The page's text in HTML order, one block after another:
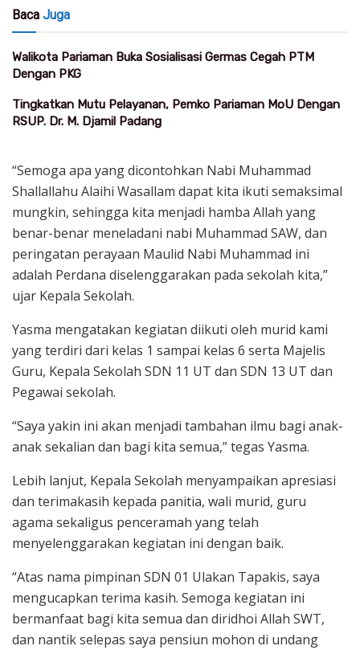
Baca Juga
Walikota Pariaman Buka Sosialisasi Germas Cegah PTM
Dengan PKG
Tingkatkan Mutu Pelayanan, Pemko Pariaman MoU Dengan
RSUP. Dr. M. Djamil Padang
“Semoga apa yang dicontohkan Nabi Muhammad
Shallallahu Alaihi Wasallam dapat kita ikuti semaksimal
mungkin, sehingga kita menjadi hamba Allah yang
benar-benar meneladani nabi Muhammad SAW, dan
peringatan perayaan Maulid Nabi Muhammad ini
adalah Perdana diselenggarakan pada sekolah kita,”
ujar Kepala Sekolah.
Yasma mengatakan kegiatan diikuti oleh murid kami
yang terdiri dari kelas 1 sampai kelas 6 serta Majelis
Guru, Kepala Sekolah SDN 11 UT dan SDN 13 UT dan
Pegawai sekolah.
“Saya yakin ini akan menjadi tambahan ilmu bagi anak-
anak sekalian dan bagi kita semua,” tegas Yasma.
Lebih lanjut, Kepala Sekolah menyampaikan apresiasi
dan terimakasih kepada panitia, wali murid, guru
agama sekaligus penceramah yang telah
menyelenggarakan kegiatan ini dengan baik.
“Atas nama pimpinan SDN 01 Ulakan Tapakis, saya
mengucapkan terima kasih. Semoga kegiatan ini
bermanfaat bagi kita semua dan diridhoi Allah SWT,
dan nantik selepas saya pensiun mohon di undang